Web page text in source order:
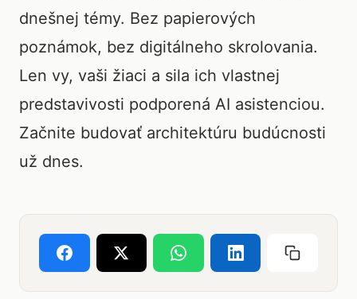
dnešnej témy. Bez papierových
poznámok, bez digitálneho skrolovania.
Len vy, vaši žiaci a sila ich vlastnej
predstavivosti podporená AI asistenciou.
Začnite budovať architektúru budúcnosti
už dnes.